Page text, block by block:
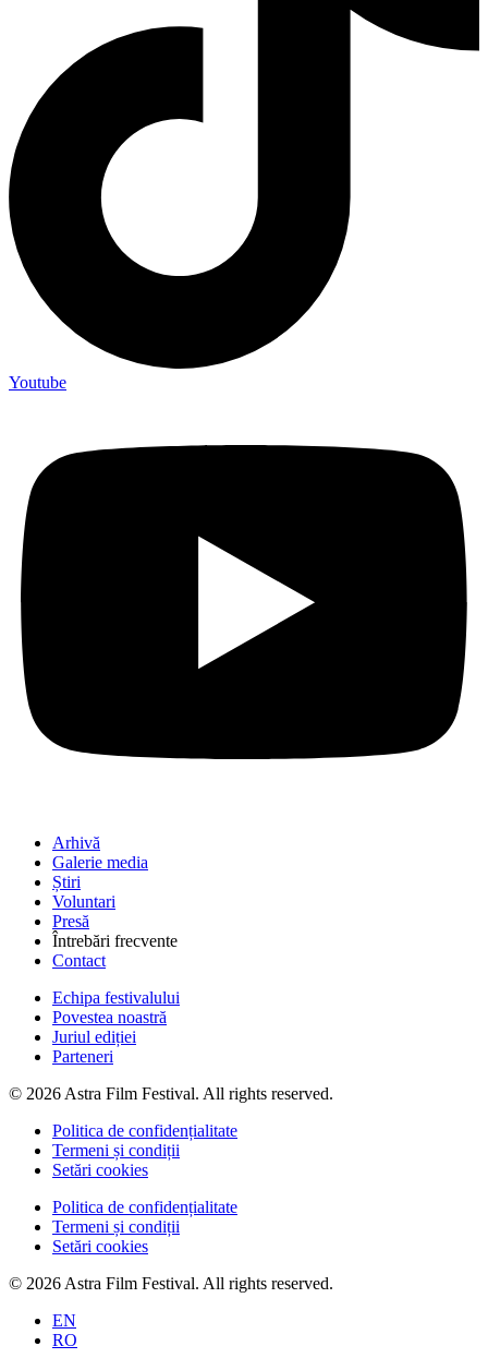
Youtube
Arhivă
Galerie media
Știri
Voluntari
Presă
Întrebări frecvente
Contact
Echipa festivalului
Povestea noastră
Juriul ediției
Parteneri
© 2026 Astra Film Festival. All rights reserved.
Politica de confidențialitate
Termeni și condiții
Setări cookies
Politica de confidențialitate
Termeni și condiții
Setări cookies
© 2026 Astra Film Festival. All rights reserved.
EN
RO